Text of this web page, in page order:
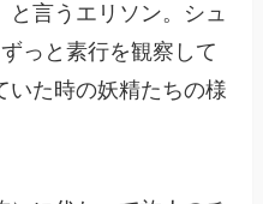
と言うエリソン。シュ
っと素行を観察して
た時の妖精たちの様